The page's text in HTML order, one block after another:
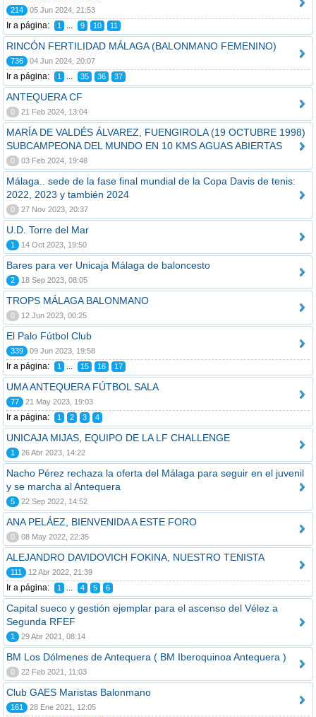
214 05 Jun 2024, 21:53
Ir a página: 1 ... 9 10 11
RINCÓN FERTILIDAD MÁLAGA (BALONMANO FEMENINO)
736 04 Jun 2024, 20:07
Ir a página: 1 ... 35 36 37
ANTEQUERA CF
0 21 Feb 2024, 13:04
MARÍA DE VALDÉS ÁLVAREZ, FUENGIROLA (19 OCTUBRE 1998)
SUBCAMPEONA DEL MUNDO EN 10 KMS AGUAS ABIERTAS
0 03 Feb 2024, 19:48
Málaga.. sede de la fase final mundial de la Copa Davis de tenis:
2022, 2023 y también 2024
0 27 Nov 2023, 20:37
U.D. Torre del Mar
1 14 Oct 2023, 19:50
Bares para ver Unicaja Málaga de baloncesto
2 18 Sep 2023, 08:05
TROPS MÁLAGA BALONMANO
0 12 Jun 2023, 00:25
El Palo Fútbol Club
339 09 Jun 2023, 19:58
Ir a página: 1 ... 15 16 17
UMA ANTEQUERA FÚTBOL SALA
77 21 May 2023, 19:03
Ir a página: 1 2 3 4
UNICAJA MIJAS, EQUIPO DE LA LF CHALLENGE
1 26 Abr 2023, 14:22
Nacho Pérez rechaza la oferta del Málaga para seguir en el juvenil
y se marcha al Antequera
5 22 Sep 2022, 14:52
ANA PELÁEZ, BIENVENIDA A ESTE FORO
0 08 May 2022, 22:35
ALEJANDRO DAVIDOVICH FOKINA, NUESTRO TENISTA
111 12 Abr 2022, 21:39
Ir a página: 1 ... 4 5 6
Capital sueco y gestión ejemplar para el ascenso del Vélez a
Segunda RFEF
1 29 Abr 2021, 08:14
BM Los Dólmenes de Antequera ( BM Iberoquinoa Antequera )
0 22 Feb 2021, 11:03
Club GAES Maristas Balonmano
161 28 Ene 2021, 12:05